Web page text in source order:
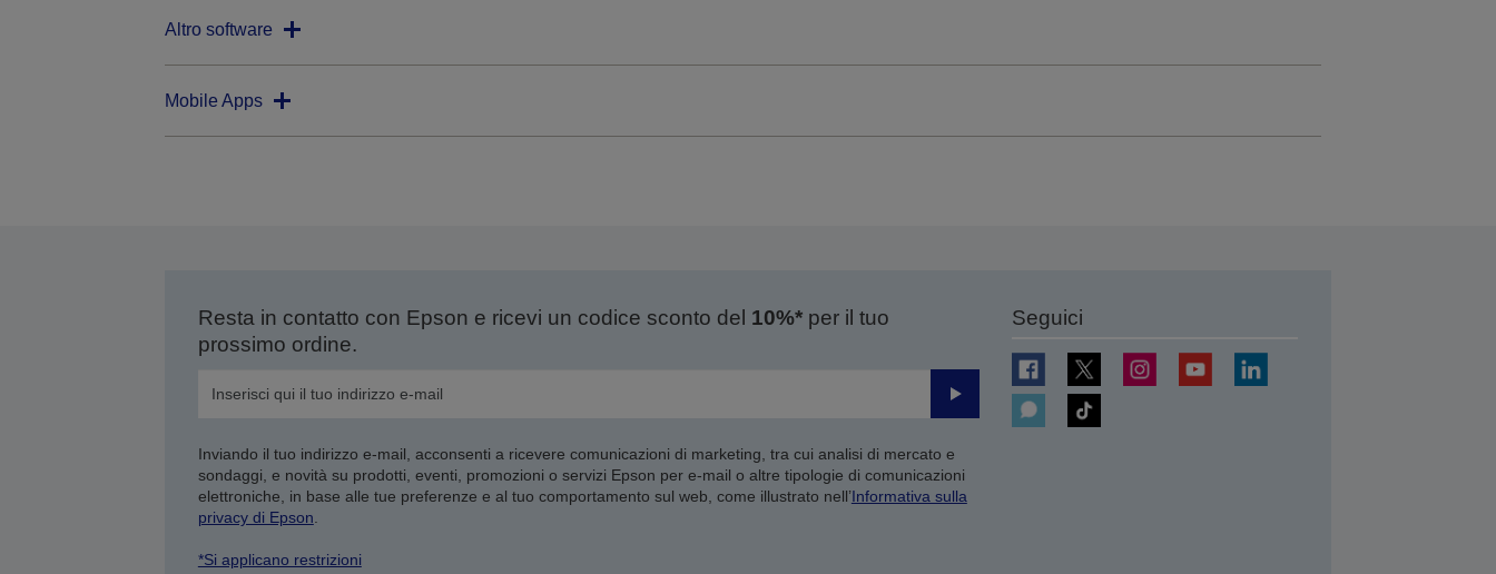
Altro software
Mobile Apps
Resta in contatto con Epson e ricevi un codice sconto del 10%*per il tuo
prossimo ordine.
Invia
Inviando il tuo indirizzo e-mail, acconsenti a ricevere comunicazioni di marketing, tra cui analisi di mercato e
sondaggi, e novità su prodotti, eventi, promozioni o servizi Epson per e-mail o altre tipologie di comunicazioni
elettroniche, in base alle tue preferenze e al tuo comportamento sul web, come illustrato nell’Informativa sulla
privacy di Epson.
*Si applicano restrizioni
Seguici